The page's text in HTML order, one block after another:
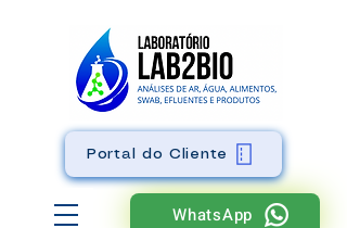
WhatsApp
Portal do Cliente